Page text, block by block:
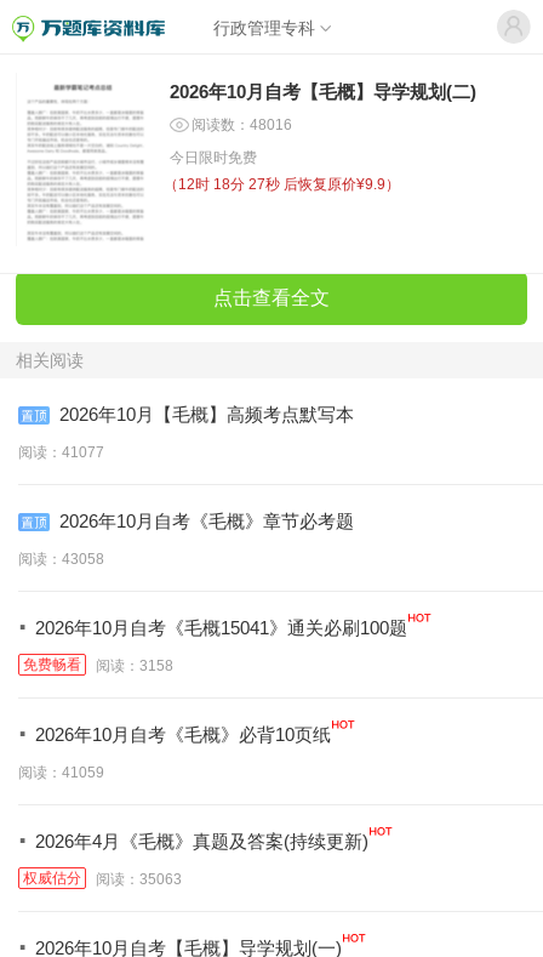
行政管理专科
2026年10月自考【毛概】导学规划(二)
阅读数：48016
今日限时免费
（ 12时 18分 27秒 后恢复原价¥9.9）
点击查看全文
相关阅读
2026年10月【毛概】高频考点默写本
阅读：41077
2026年10月自考《毛概》章节必考题
阅读：43058
· 2026年10月自考《毛概15041》通关必刷100题
免费畅看 阅读：3158
· 2026年10月自考《毛概》必背10页纸
阅读：41059
· 2026年4月《毛概》真题及答案(持续更新)
权威估分 阅读：35063
· 2026年10月自考【毛概】导学规划(一)